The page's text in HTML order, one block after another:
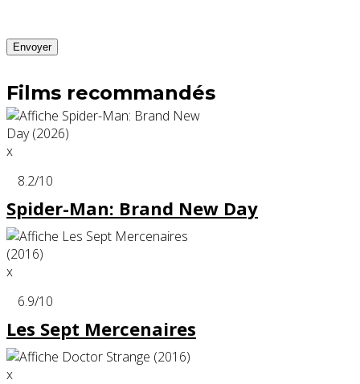
Films recommandés
x
8.2/10
Spider-Man: Brand New Day
x
6.9/10
Les Sept Mercenaires
x